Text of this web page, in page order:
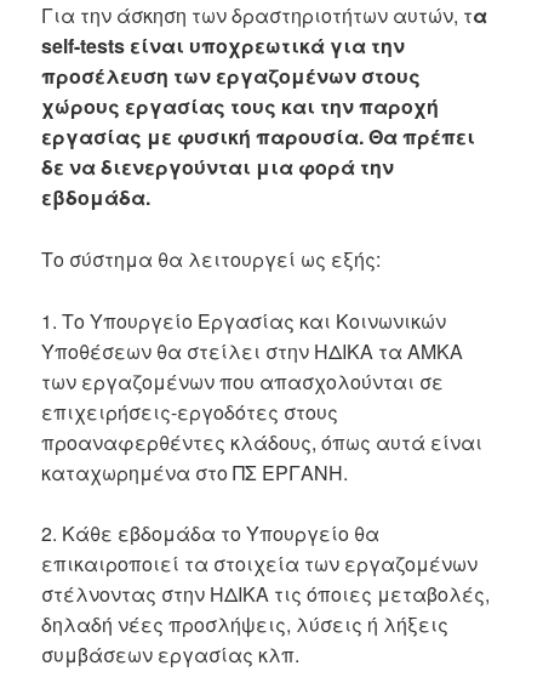
Για την άσκηση των δραστηριοτήτων αυτών, τα
self-tests είναι υποχρεωτικά για την
προσέλευση των εργαζομένων στους
χώρους εργασίας τους και την παροχή
εργασίας με φυσική παρουσία. Θα πρέπει
δε να διενεργούνται μια φορά την
εβδομάδα.
Το σύστημα θα λειτουργεί ως εξής:
1. Το Υπουργείο Εργασίας και Κοινωνικών
Υποθέσεων θα στείλει στην ΗΔΙΚΑ τα ΑΜΚΑ
των εργαζομένων που απασχολούνται σε
επιχειρήσεις-εργοδότες στους
προαναφερθέντες κλάδους, όπως αυτά είναι
καταχωρημένα στο ΠΣ ΕΡΓΑΝΗ.
2. Κάθε εβδομάδα το Υπουργείο θα
επικαιροποιεί τα στοιχεία των εργαζομένων
στέλνοντας στην ΗΔΙΚΑ τις όποιες μεταβολές,
δηλαδή νέες προσλήψεις, λύσεις ή λήξεις
συμβάσεων εργασίας κλπ.